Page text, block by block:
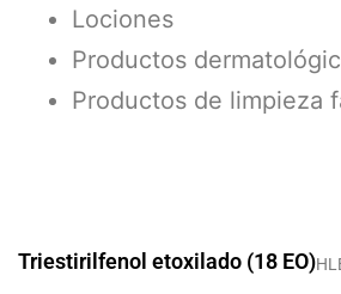
Lociones
Productos
Productos de limpieza
Triestirilfenol etoxilado (18 EO)